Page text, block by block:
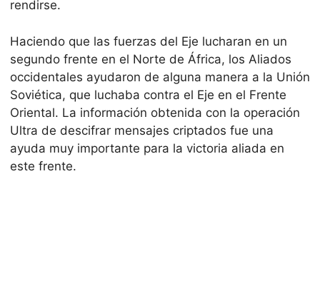
rendirse.
Haciendo que las fuerzas del Eje lucharan en un
segundo frente en el Norte de África, los Aliados
occidentales ayudaron de alguna manera a la Unión
Soviética, que luchaba contra el Eje en el Frente
Oriental. La información obtenida con la operación
Ultra de descifrar mensajes criptados fue una
ayuda muy importante para la victoria aliada en
este frente.